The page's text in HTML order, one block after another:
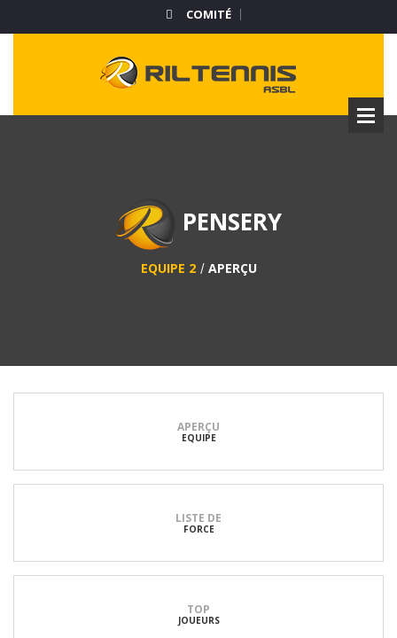
COMITÉ
PENSERY
EQUIPE 2 APERÇU
APERÇU
EQUIPE
LISTE DE
FORCE
TOP
JOUEURS